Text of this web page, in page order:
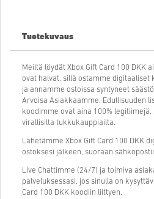
Tuotekuvaus
Meiltä löydät Xbox Gift Card 100 DKK
ovat halvat, sillä ostamme digitaaliset
ja annamme ostoissa syntyneet
Arvoisa Asiakkaamme. Edullisuuden
koodimme ovat aina 100%
virallisilta tukkukauppiailta.
Lähetämme Xbox Gift Card 100 DKK
ostoksesi jälkeen, suoraan
Live Chattimme (24/7) ja toimiva
palveluksessasi, jos sinulla on
Card 100 DKK koodiin liittyen.